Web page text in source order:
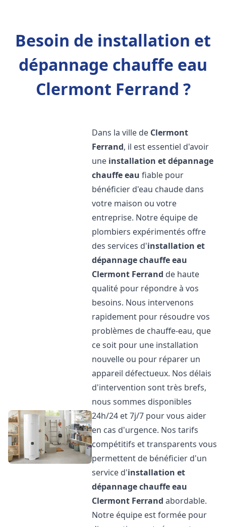
Besoin de installation et
dépannage chauffe eau
Clermont Ferrand ?
Dans la ville de Clermont
Ferrand, il est essentiel d'avoir
une installation et dépannage
chauffe eau fiable pour
bénéficier d'eau chaude dans
votre maison ou votre
entreprise. Notre équipe de
plombiers expérimentés offre
des services d'installation et
dépannage chauffe eau
Clermont Ferrand de haute
qualité pour répondre à vos
besoins. Nous intervenons
rapidement pour résoudre vos
problèmes de chauffe-eau, que
ce soit pour une installation
nouvelle ou pour réparer un
appareil défectueux. Nos délais
d'intervention sont très brefs,
nous sommes disponibles
24h/24 et 7j/7 pour vous aider
en cas d'urgence. Nos tarifs
compétitifs et transparents vous
permettent de bénéficier d'un
service d'installation et
dépannage chauffe eau
Clermont Ferrand abordable.
Notre équipe est formée pour